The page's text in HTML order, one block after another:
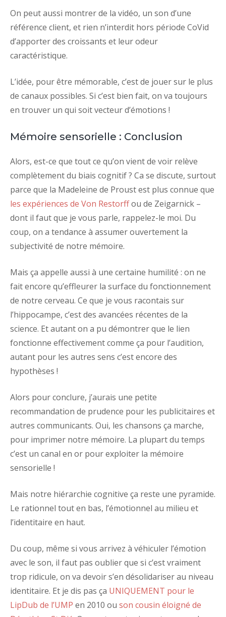
On peut aussi montrer de la vidéo, un son d’une
référence client, et rien n’interdit hors période CoVid
d’apporter des croissants et leur odeur
caractéristique.
L’idée, pour être mémorable, c’est de jouer sur le plus
de canaux possibles. Si c’est bien fait, on va toujours
en trouver un qui soit vecteur d’émotions !
Mémoire sensorielle : Conclusion
Alors, est-ce que tout ce qu’on vient de voir relève
complètement du biais cognitif ? Ca se discute, surtout
parce que la Madeleine de Proust est plus connue que
les expériences de Von Restorffou de Zeigarnick –
dont il faut que je vous parle, rappelez-le moi. Du
coup, on a tendance à assumer ouvertement la
subjectivité de notre mémoire.
Mais ça appelle aussi à une certaine humilité : on ne
fait encore qu’effleurer la surface du fonctionnement
de notre cerveau. Ce que je vous racontais sur
l’hippocampe, c’est des avancées récentes de la
science. Et autant on a pu démontrer que le lien
fonctionne effectivement comme ça pour l’audition,
autant pour les autres sens c’est encore des
hypothèses !
Alors pour conclure, j’aurais une petite
recommandation de prudence pour les publicitaires et
autres communicants. Oui, les chansons ça marche,
pour imprimer notre mémoire. La plupart du temps
c’est un canal en or pour exploiter la mémoire
sensorielle !
Mais notre hiérarchie cognitive ça reste une pyramide.
Le rationnel tout en bas, l’émotionnel au milieu et
l’identitaire en haut.
Du coup, même si vous arrivez à véhiculer l’émotion
avec le son, il faut pas oublier que si c’est vraiment
trop ridicule, on va devoir s’en désolidariser au niveau
identitaire. Et je dis pas ça UNIQUEMENT pour le
LipDub de l’UMP en 2010 ou son cousin éloigné de